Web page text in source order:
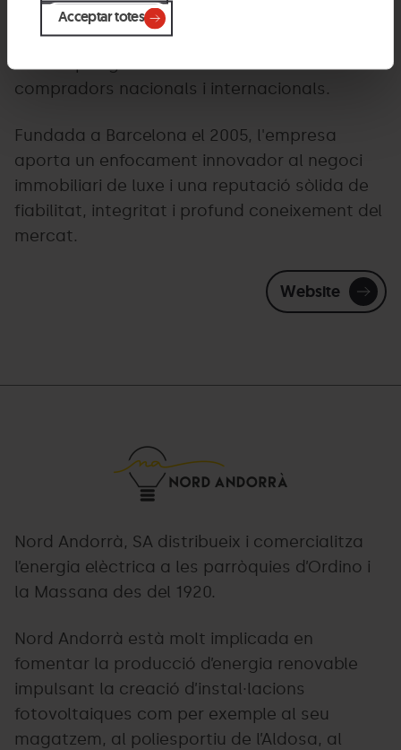
Acceptar totes
Lucas Fox és una agència immobiliària
especialitzada en propietats excepcionals i
compradors nacionals i internacionals.
Fundada a Barcelona el 2005, l'empresa
aporta un enfocament innovador al negoci
immobiliari de luxe i una reputació sòlida de
fiabilitat, integritat i profund coneixement del
mercat.
Website
Andorrà-03.png
Nord Andorrà, SA distribueix i comercialitza
l’energia elèctrica a les parròquies d’Ordino i
la Massana des del 1920.
Nord Andorrà està molt implicada en
fomentar la producció d’energia renovable
impulsant la creació d’instal·lacions
fotovoltaiques com per exemple al seu
magatzem, al poliesportiu de l’Aldosa, al